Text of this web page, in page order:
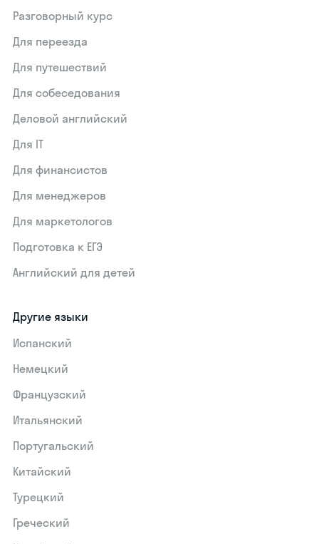
Разговорный курс
Для переезда
Для путешествий
Для собеседования
Деловой английский
Для IT
Для финансистов
Для менеджеров
Для маркетологов
Подготовка к ЕГЭ
Английский для детей
Другие языки
Испанский
Немецкий
Французский
Итальянский
Португальский
Китайский
Турецкий
Греческий